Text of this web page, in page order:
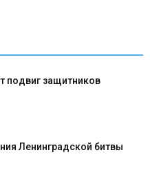
подвиг защитников
Ленинградской битвы